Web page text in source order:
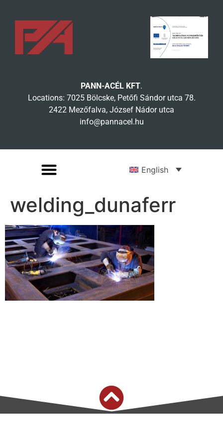
PANN-ACÉL KFT.
Locations: 7025 Bölcske, Petőfi Sándor utca 78.
2422 Mezőfalva, József Nádor utca
info@pannacel.hu
English
welding_dunaferr